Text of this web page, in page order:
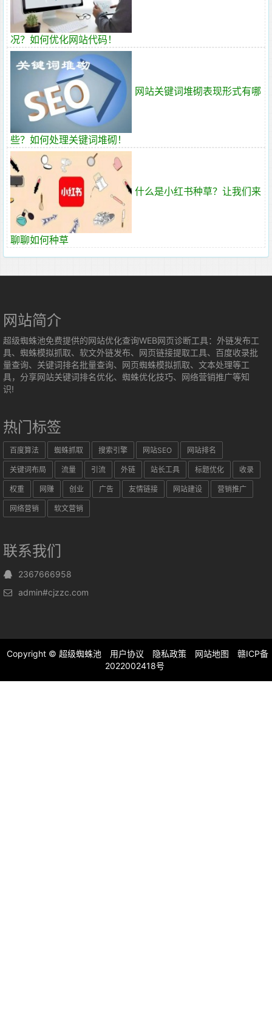
况？如何优化网站代码！
网站关键词堆砌表现形式有哪
些？如何处理关键词堆砌！
什么是小红书种草？让我们来
聊聊如何种草
网站简介
超级蜘蛛池免费提供的网站优化查询WEB网页诊断工具：外链发布工
具、蜘蛛模拟抓取、软文外链发布、网页链接提取工具、百度收录批
量查询、关键词排名批量查询、网页蜘蛛模拟抓取、文本处理等工
具，分享网站关键词排名优化、蜘蛛优化技巧、网络营销推广等知
识!
热门标签
百度算法 蜘蛛抓取 搜索引擎 网站SEO 网站排名
关键词布局 流量 引流 外链 站长工具 标题优化 收录
权重 网赚 创业 广告 友情链接 网站建设 营销推广
网络营销 软文营销
联系我们
2367666958
admin#cjzzc.com
Copyright © 超级蜘蛛池 用户协议 隐私政策 网站地图
赣ICP备
2022002418号